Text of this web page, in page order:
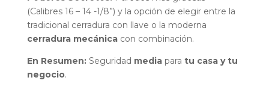
(Calibres 16 – 14 -1/8”) y la opción de elegir entre la
tradicional cerradura con llave o la moderna
cerradura mecánicacon combinación.
En Resumen:Seguridad mediapara tu casa y tu
negocio.